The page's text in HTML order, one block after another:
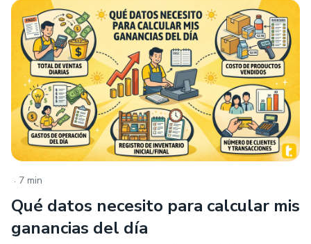
. 7 min
Qué datos necesito para calcular mis
ganancias del día